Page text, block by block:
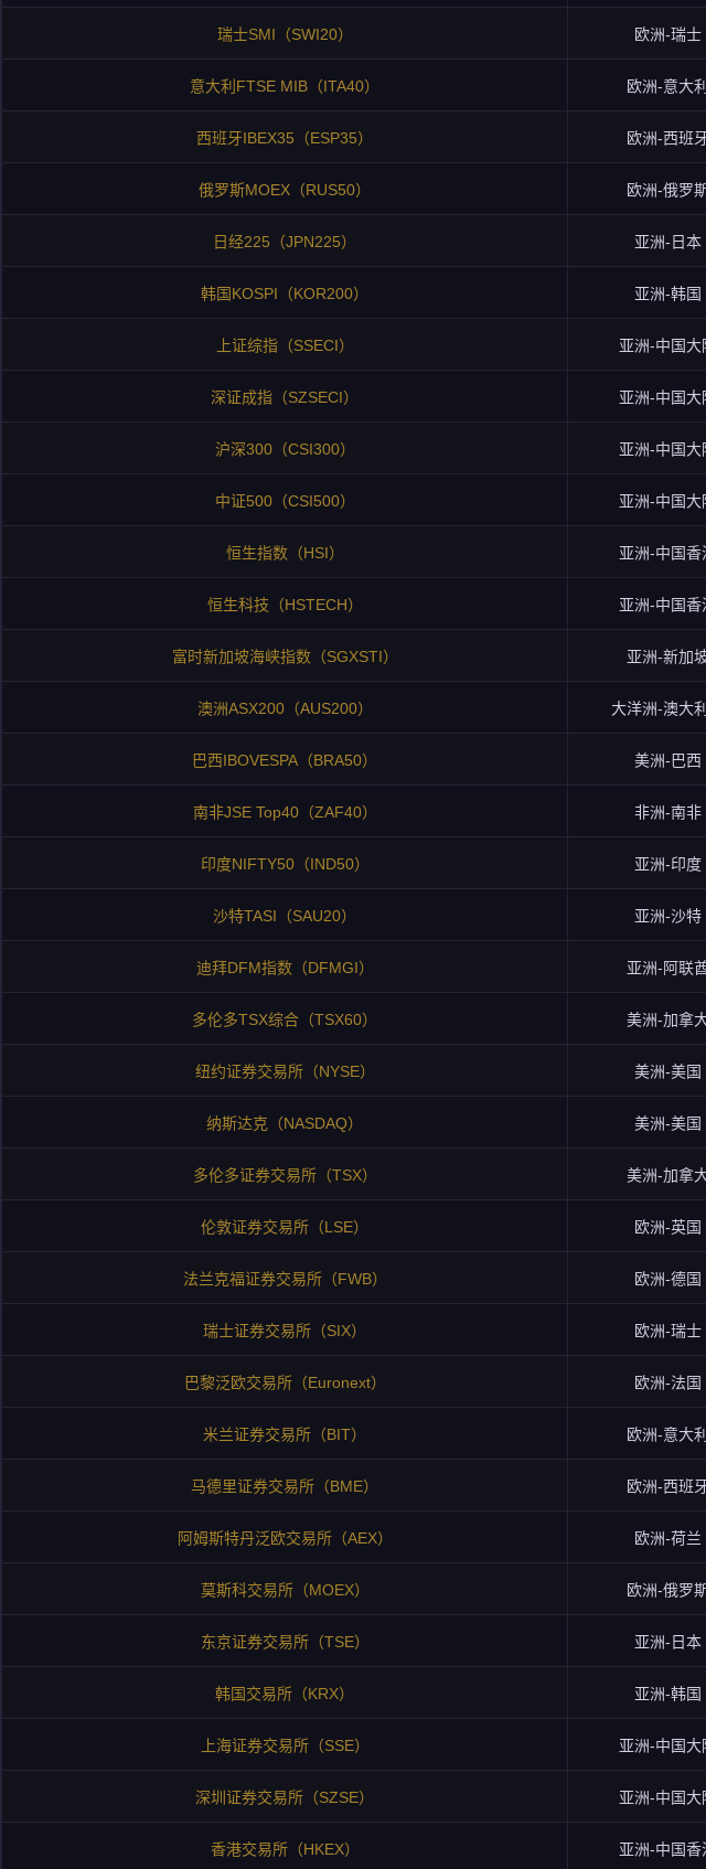
瑞士SMI（SWI20） 欧洲-瑞士
意大利FTSE MIB（ITA40） 欧洲-意大利
西班牙IBEX35（ESP35） 欧洲-西班
俄罗斯MOEX（RUS50） 欧洲-俄罗
日经225（JPN225） 亚洲-日本
韩国KOSPI（KOR200） 亚洲-韩国
上证综指（SSECI） 亚洲-中国大
深证成指（SZSECI） 亚洲-中国大
沪深300（CSI300） 亚洲-中国大
中证500（CSI500） 亚洲-中国大
恒生指数（HSI） 亚洲-中国香
恒生科技（HSTECH） 亚洲-中国香
富时新加坡海峡指数（SGXSTI） 亚洲-新加
澳洲ASX200（AUS200） 大洋洲-澳大
巴西IBOVESPA（BRA50） 美洲-巴西
南非JSE Top40（ZAF40） 非洲-南非
印度NIFTY50（IND50） 亚洲-印度
沙特TASI（SAU20） 亚洲-沙特
迪拜DFM指数（DFMGI） 亚洲-阿联
多伦多TSX综合（TSX60） 美洲-加拿
纽约证券交易所（NYSE） 美洲-美国
纳斯达克（NASDAQ） 美洲-美国
多伦多证券交易所（TSX） 美洲-加拿
伦敦证券交易所（LSE） 欧洲-英国
法兰克福证券交易所（FWB） 欧洲-德国
瑞士证券交易所（SIX） 欧洲-瑞士
巴黎泛欧交易所（Euronext） 欧洲-法国
米兰证券交易所（BIT） 欧洲-意大利
马德里证券交易所（BME） 欧洲-西班
阿姆斯特丹泛欧交易所（AEX） 欧洲-荷兰
莫斯科交易所（MOEX） 欧洲-俄罗
东京证券交易所（TSE） 亚洲-日本
韩国交易所（KRX） 亚洲-韩国
上海证券交易所（SSE） 亚洲-中国大
深圳证券交易所（SZSE） 亚洲-中国大
香港交易所（HKEX） 亚洲-中国香